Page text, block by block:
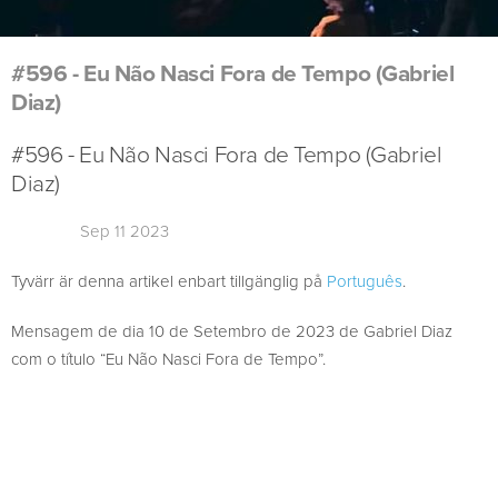
#596 - Eu Não Nasci Fora de Tempo (Gabriel
Diaz)
#596 - Eu Não Nasci Fora de Tempo (Gabriel
Diaz)
Sep 11 2023
Tyvärr är denna artikel enbart tillgänglig på Português.
Mensagem de dia 10 de Setembro de 2023 de Gabriel Diaz
com o título “Eu Não Nasci Fora de Tempo”.